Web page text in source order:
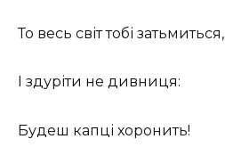
То весь світ тобі затьмиться,
І здуріти не дивниця:
Будеш капці хоронить!